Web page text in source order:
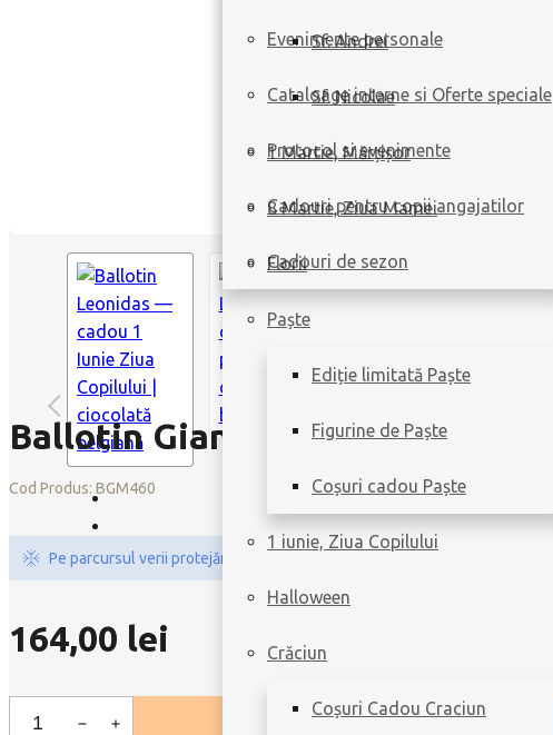
Sf. Andrei
Sf. Nicolae
1 Martie, Mărțișor
8 Martie, Ziua Mamei
Florii
Paște
Ediție limitată Paște
Figurine de Paște
Coșuri cadou Paște
1 iunie, Ziua Copilului
Halloween
Crăciun
Coșuri Cadou Craciun
Evenimente personale
Cataloage interne si Oferte speciale
Protocol si evenimente
Cadouri pentru copii angajatilor
Cadouri de sezon
Ballotin Gianduja M
Cod Produs: BGM460
Pe parcursul verii protejăm ciocolata cu ambalare specială.
164,00 lei